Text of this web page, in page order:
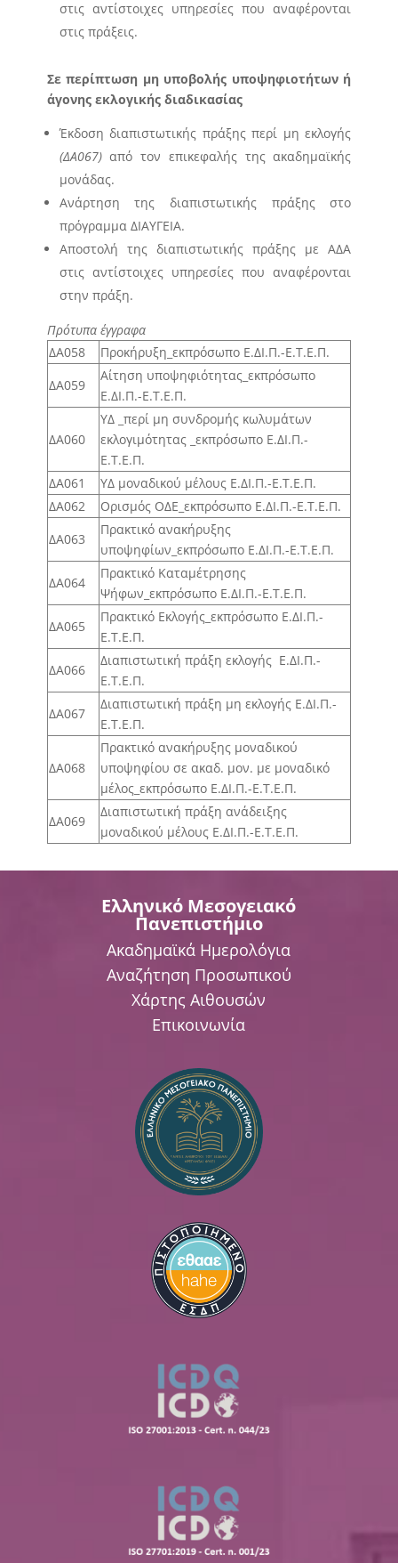
στις αντίστοιχες υπηρεσίες που αναφέρονται
στις πράξεις.
Σε περίπτωση μη υποβολής υποψηφιοτήτων ή
άγονης εκλογικής διαδικασίας
Έκδοση διαπιστωτικής πράξης περί μη εκλογής
(ΔΑ067)από τον επικεφαλής της ακαδημαϊκής
μονάδας.
Ανάρτηση της διαπιστωτικής πράξης στο
πρόγραμμα ΔΙΑΥΓΕΙΑ.
Αποστολή της διαπιστωτικής πράξης με ΑΔΑ
στις αντίστοιχες υπηρεσίες που αναφέρονται
στην πράξη.
Πρότυπα έγγραφα
ΔΑ058
Προκήρυξη_εκπρόσωπο Ε.ΔΙ.Π.-Ε.Τ.Ε.Π.
ΔΑ059
Αίτηση υποψηφιότητας_εκπρόσωπο
Ε.ΔΙ.Π.-Ε.Τ.Ε.Π.
ΔΑ060
ΥΔ _περί μη συνδρομής κωλυμάτων
εκλογιμότητας _εκπρόσωπο Ε.ΔΙ.Π.-
Ε.Τ.Ε.Π.
ΔΑ061
ΥΔ μοναδικού μέλους Ε.ΔΙ.Π.-Ε.Τ.Ε.Π.
ΔΑ062
Ορισμός ΟΔΕ_εκπρόσωπο Ε.ΔΙ.Π.-Ε.Τ.Ε.Π.
ΔΑ063
Πρακτικό ανακήρυξης
υποψηφίων_εκπρόσωπο Ε.ΔΙ.Π.-Ε.Τ.Ε.Π.
ΔΑ064
Πρακτικό Καταμέτρησης
Ψήφων_εκπρόσωπο Ε.ΔΙ.Π.-Ε.Τ.Ε.Π.
ΔΑ065
Πρακτικό Εκλογής_εκπρόσωπο Ε.ΔΙ.Π.-
Ε.Τ.Ε.Π.
ΔΑ066
Διαπιστωτική πράξη εκλογής Ε.ΔΙ.Π.-
Ε.Τ.Ε.Π.
ΔΑ067
Διαπιστωτική πράξη μη εκλογής Ε.ΔΙ.Π.-
Ε.Τ.Ε.Π.
ΔΑ068
Πρακτικό ανακήρυξης μοναδικού
υποψηφίου σε ακαδ. μον. με μοναδικό
μέλος_εκπρόσωπο Ε.ΔΙ.Π.-Ε.Τ.Ε.Π.
ΔΑ069
Διαπιστωτική πράξη ανάδειξης
μοναδικού μέλους Ε.ΔΙ.Π.-Ε.Τ.Ε.Π.
Ελληνικό Μεσογειακό
Πανεπιστήμιο
Ακαδημαϊκά Ημερολόγια
Αναζήτηση Προσωπικού
Χάρτης Αιθουσών
Επικοινωνία